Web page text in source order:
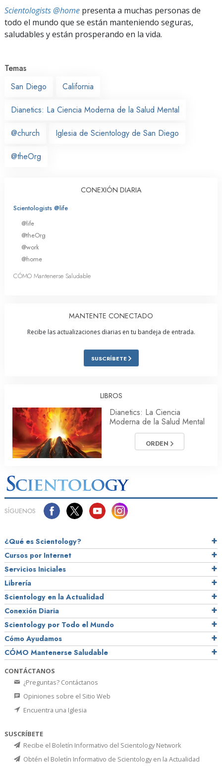
Scientologists @home presenta a muchas personas de
todo el mundo que se están manteniendo seguras,
saludables y están prosperando en la vida.
Temas
San Diego
California
Dianetics: La Ciencia Moderna de la Salud Mental
@church Iglesia de Scientology de San Diego
@theOrg
CONEXIÓN DIARIA
Scientologists @life
@life
@theOrg
@work
@home
CÓMO Mantenerse Saludable
MANTENTE CONECTADO
Recibe las actualizaciones diarias en tu bandeja de entrada.
SUSCRÍBETE
LIBROS
Dianetics: La Ciencia
Moderna de la Salud Mental
ORDEN
SÍGUENOS
¿Qué es Scientology?
Cursos por Internet
Servicios Iniciales
Librería
Scientology en la Actualidad
Conexión Diaria
Scientology por Todo el Mundo
Cómo Ayudamos
CÓMO Mantenerse Saludable
CONTÁCTANOS
¿Preguntas? Contáctanos
Opiniones sobre el Sitio Web
Encuentra una Iglesia
SUSCRÍBETE
Recibe el Boletín Informativo del Scientology Network
Obtén el Boletín Informativo de Scientology en la Actualidad